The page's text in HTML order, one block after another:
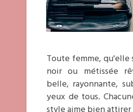
Toute femme, qu'elle
noir ou métissée
belle, rayonnante,
yeux de tous.